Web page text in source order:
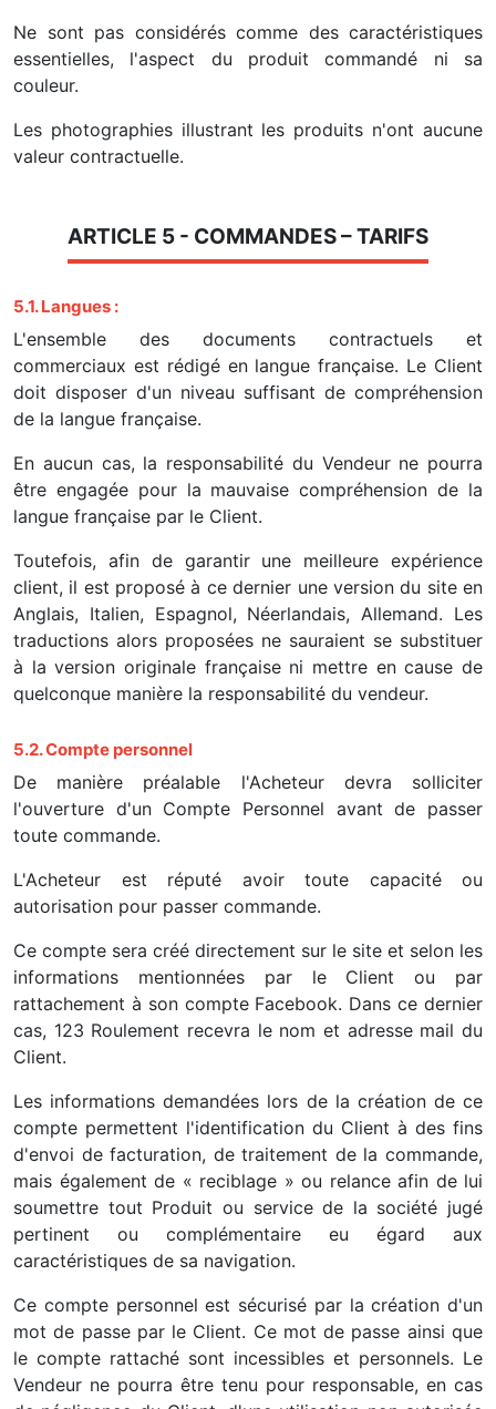
Ne sont pas considérés comme des caractéristiques
essentielles, l'aspect du produit commandé ni sa
couleur.
Les photographies illustrant les produits n'ont aucune
valeur contractuelle.
ARTICLE 5 - COMMANDES – TARIFS
5.1. Langues :
L'ensemble des documents contractuels et
commerciaux est rédigé en langue française. Le Client
doit disposer d'un niveau suffisant de compréhension
de la langue française.
En aucun cas, la responsabilité du Vendeur ne pourra
être engagée pour la mauvaise compréhension de la
langue française par le Client.
Toutefois, afin de garantir une meilleure expérience
client, il est proposé à ce dernier une version du site en
Anglais, Italien, Espagnol, Néerlandais, Allemand. Les
traductions alors proposées ne sauraient se substituer
à la version originale française ni mettre en cause de
quelconque manière la responsabilité du vendeur.
5.2. Compte personnel
De manière préalable l'Acheteur devra solliciter
l'ouverture d'un Compte Personnel avant de passer
toute commande.
L'Acheteur est réputé avoir toute capacité ou
autorisation pour passer commande.
Ce compte sera créé directement sur le site et selon les
informations mentionnées par le Client ou par
rattachement à son compte Facebook. Dans ce dernier
cas, 123 Roulement recevra le nom et adresse mail du
Client.
Les informations demandées lors de la création de ce
compte permettent l'identification du Client à des fins
d'envoi de facturation, de traitement de la commande,
mais également de « reciblage » ou relance afin de lui
soumettre tout Produit ou service de la société jugé
pertinent ou complémentaire eu égard aux
caractéristiques de sa navigation.
Ce compte personnel est sécurisé par la création d'un
mot de passe par le Client. Ce mot de passe ainsi que
le compte rattaché sont incessibles et personnels. Le
Vendeur ne pourra être tenu pour responsable, en cas